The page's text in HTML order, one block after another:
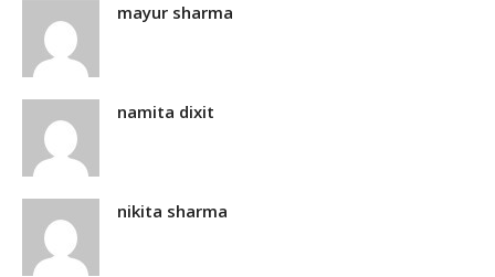
mayur sharma
namita dixit
nikita sharma